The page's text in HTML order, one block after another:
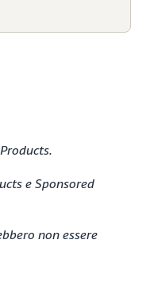
e Sponsored
non essere